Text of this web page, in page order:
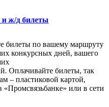
и ж/д билеты
билеты по вашему маршруту
конкурсных дней, вашего
Оплачивайте билеты, так
– пластиковой картой,
или в сети